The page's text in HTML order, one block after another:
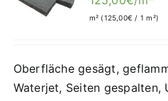
m² (125,00€ / 1 m²)
Oberfläche gesägt,
Waterjet, Seiten gespalten,